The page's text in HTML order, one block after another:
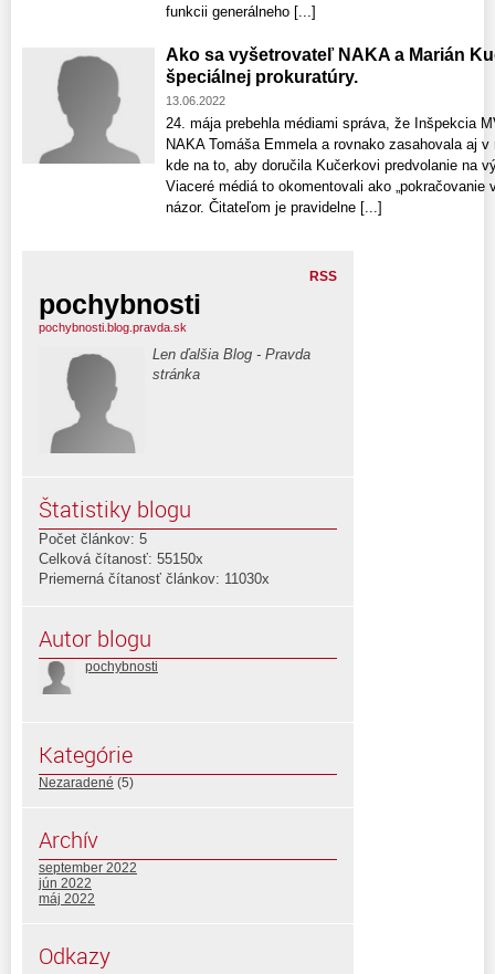
funkcii generálneho [...]
Ako sa vyšetrovateľ NAKA a Marián
špeciálnej prokuratúry.
13.06.2022
24. mája prebehla médiami správa, že Inšpekcia
NAKA Tomáša Emmela a rovnako zasahovala aj
kde na to, aby doručila Kučerkovi predvolanie na
Viaceré médiá to okomentovali ako „pokračovanie
názor. Čitateľom je pravidelne [...]
RSS
pochybnosti
pochybnosti.blog.pravda.sk
Len ďalšia Blog - Pravda
stránka
Štatistiky blogu
Počet článkov: 5
Celková čítanosť: 55150x
Priemerná čítanosť článkov: 11030x
Autor blogu
pochybnosti
Kategórie
Nezaradené (5)
Archív
september 2022
jún 2022
máj 2022
Odkazy